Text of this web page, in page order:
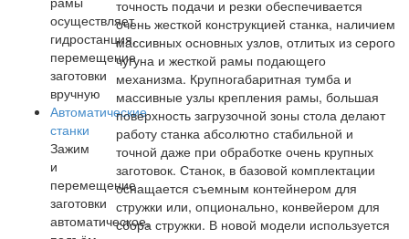
осуществляет
гидростанция,
перемещение
заготовки
вручную
Автоматические
станки
Зажим
и
перемещение
заготовки
автоматическое,
точность подачи и резки обеспечивается
очень жесткой конструкцией станка, наличием
массивных основных узлов, отлитых из серого
чугуна и жесткой рамы подающего
механизма. Крупногабаритная тумба и
массивные узлы крепления рамы, большая
поверхность загрузочной зоны стола делают
работу станка абсолютно стабильной и
точной даже при обработке очень крупных
заготовок. Станок, в базовой комплектации
оснащается съемным контейнером для
стружки или, опционально, конвейером для
сбора стружки. В новой модели используется